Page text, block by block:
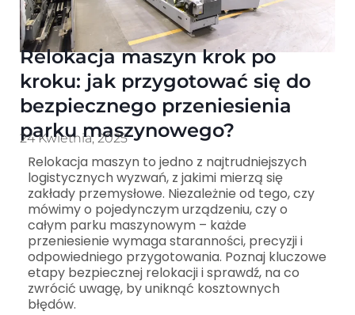
Relokacja maszyn krok po
kroku: jak przygotować się do
bezpiecznego przeniesienia
parku maszynowego?
24 Kwietnia, 2025
Relokacja maszyn to jedno z najtrudniejszych
logistycznych wyzwań, z jakimi mierzą się
zakłady przemysłowe. Niezależnie od tego, czy
mówimy o pojedynczym urządzeniu, czy o
całym parku maszynowym – każde
przeniesienie wymaga staranności, precyzji i
odpowiedniego przygotowania. Poznaj kluczowe
etapy bezpiecznej relokacji i sprawdź, na co
zwrócić uwagę, by uniknąć kosztownych
błędów.